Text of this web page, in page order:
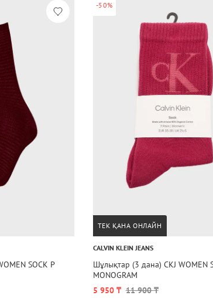
SOCK P
-50%
ТЕК ҚАНА ОНЛАЙН
CALVIN KLEIN JEANS
Шұлықтар (3 дана) CKJ WOMEN
MONOGRAM
5 950 ₸ 11 900 ₸